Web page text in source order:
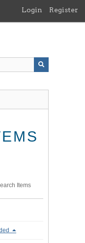
Login Register
Items